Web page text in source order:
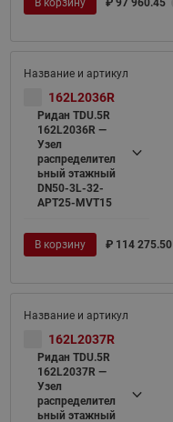
В корзину ₽ 97 960.45
162L2036R
Ридан TDU.5R
162L2036R —
Узел
распределител
ьный этажный
DN50-3L-32-
APT25-MVT15
В корзину ₽ 114 275.50
162L2037R
Ридан TDU.5R
162L2037R —
Узел
распределител
ьный этажный